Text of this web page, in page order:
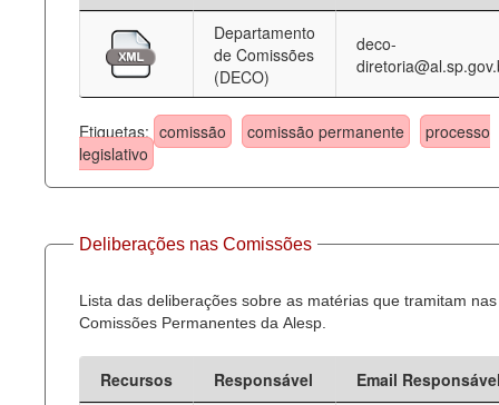
Departamento
de Comissões
(DECO)
deco-
Etiquetas: comissão comissão permanente
processo
legislativo
Deliberações nas Comissões
Lista das deliberações sobre as matérias que tramitam nas
Comissões Permanentes da Alesp.
Recursos Responsável
Email